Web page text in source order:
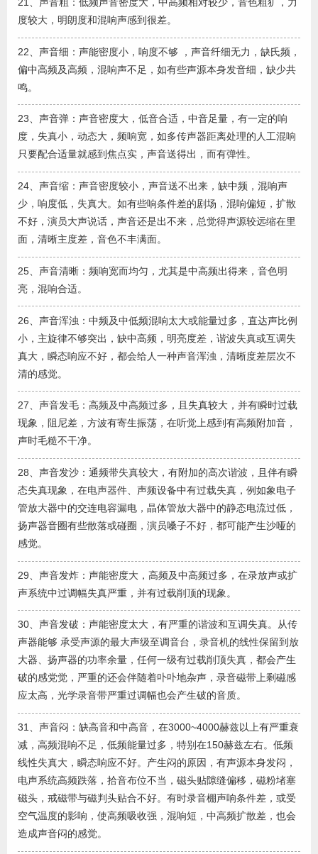
度较大，明朗度和混响声感到很差。
22、声音细：声能密度小，响度不够 ，声音纤细无力，缺氏频，
偏中高频及高频，混响声不足，如有些声源本身发音细，缺少共
鸣。
23、声音弹：声音密度大，低音合适，中音足量，有一定的响
度，失真小，动态大，频响宽，如多传声器距离处理的人工混响
只要配合适量就感到焦点实，声音送得出，而有弹性。
24、声音缩：声音密度较小，声音送不出来，缺中频，混响声
少，响度低，失真大。如有些响条件差的剧场，混响偏短，扩散
不好，演员大声说话，声音还是出不来，总觉得声源较远缩在里
面，清晰主度差，音色不丰满面。
25、声音清晰：频响宽而均匀，尤其是中高频出得来，音色明
亮，混响合适。
26、声音浑浊：中频及中低频混响太大或能量过多，直达声比例
小，主旋律不够突出，缺中高频，明亮度差，谐波失真或互调失
真大，瞬态响应不好，都会给人一种声音浑浊，清晰度差层次不
清的感觉。
27、声音发毛：高频及中高频过多，且失真较大，并有瞬时过载
现象，阻尼差，方波有寄生振荡，在听觉上感到有高频附加音，
声时毛糙不干净。
28、声音发沙：通频带失真较大，有附加的高次谐波，且伴有瞬
态失真现象，在电声器件、声频设备中有过载失真，例如象电子
管放大器中的交连电容漏电，晶体管放大器中的静态电流过低，
扬声器音圈有些散落或碰圈，演员嗓子不好，都可能产生沙哑的
感觉。
29、声音发炸：声能密度大，高频及中高频过多，在录放声或扩
声系统中过调幅失真严重，并有过载削顶的现象。
30、声音发破：声能密度太大，有严重的谐波和互调失真。从传
声器能够 承受声源的最大声级至调音台，录音机的线性保留到放
大器、扬声器的功率余量，任何一级有过载削顶失真，都会产生
破的感党觉，严重的还会伴随着卟卟地杂声，录音磁带上剩磁感
应太高，光学录音带严重过调幅也会产生破的音质。
31、声音闷：缺高音和中高音，在3000~4000赫兹以上有严重衰
减，高频混响不足，低频能量过多，特别在150赫兹左右。低频
线性失真大，瞬态响应不好。产生闷的原因，有声源本身发闷，
电声系统高频跌落，拾音布位不当，磁头贴隙缝偏移，磁粉堵塞
磁头，戒磁带与磁判头贴合不好。有时录音棚声响条件差，或受
空气温度的影响，使高频吸收强，混响短，中高频扩散差，也会
造成声音闷的感觉。